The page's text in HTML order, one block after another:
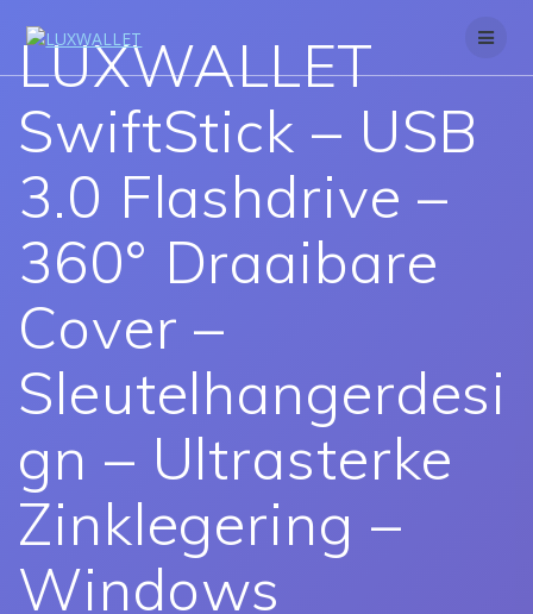
LUXWALLET
SwiftStick – USB
3.0 Flashdrive –
360° Draaibare
Cover –
Sleutelhangerdesi
gn – Ultrasterke
Zinklegering –
Windows